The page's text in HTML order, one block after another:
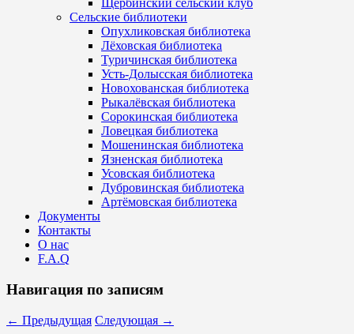
Щербинский сельский клуб
Сельские библиотеки
Опухликовская библиотека
Лёховская библиотека
Туричинская библиотека
Усть-Долысская библиотека
Новохованская библиотека
Рыкалёвская библиотека
Сорокинская библиотека
Ловецкая библиотека
Мошенинская библиотека
Язненская библиотека
Усовская библиотека
Дубровинская библиотека
Артёмовская библиотека
Документы
Контакты
О нас
F.A.Q
Навигация по записям
← Предыдущая Следующая →